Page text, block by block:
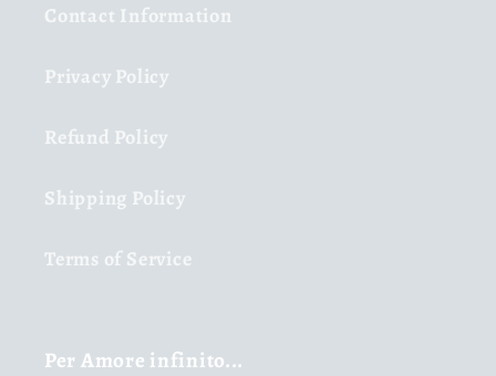
Contact Information
Privacy Policy
Refund Policy
Shipping Policy
Terms of Service
Per Amore infinito...